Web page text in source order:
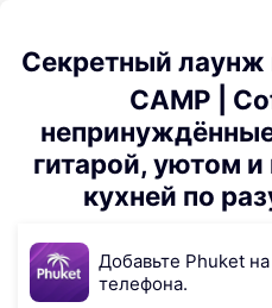
Секретный лаунж
CAMP |
гитарой, уютом
кухней по
Добавьте Phuket на
телефона.